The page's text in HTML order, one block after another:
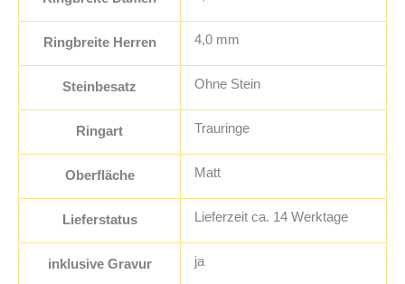
Ringbreite Herren 4,0 mm
Steinbesatz Ohne Stein
Ringart Trauringe
Oberfläche Matt
Lieferstatus Lieferzeit ca. 14 Werktage
inklusive Gravur ja